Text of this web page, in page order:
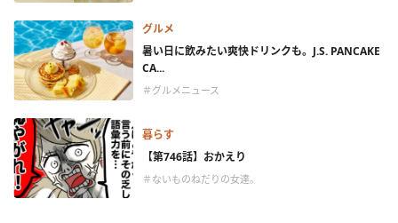
グルメ
暑い日に飲みたい爽快ドリンクも。J.S. PANCAKE
CA...
＃グルメニュース
暮らす
【第746話】おかえり
＃ないものねだりの女達。